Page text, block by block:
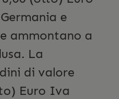
e
ammontano a
La
di valore
Euro Iva